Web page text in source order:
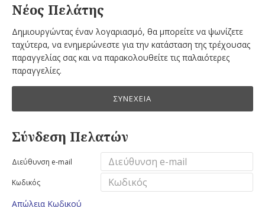
Νέος Πελάτης
Δημιουργώντας έναν λογαριασμό, θα μπορείτε να ψωνίζετε
ταχύτερα, να ενημερώνεστε για την κατάσταση της τρέχουσας
παραγγελίας σας και να παρακολουθείτε τις παλαιότερες
παραγγελίες.
ΣΥΝΈΧΕΙΑ
Σύνδεση Πελατών
Διεύθυνση e-mail
Κωδικός
Απώλεια Κωδικού